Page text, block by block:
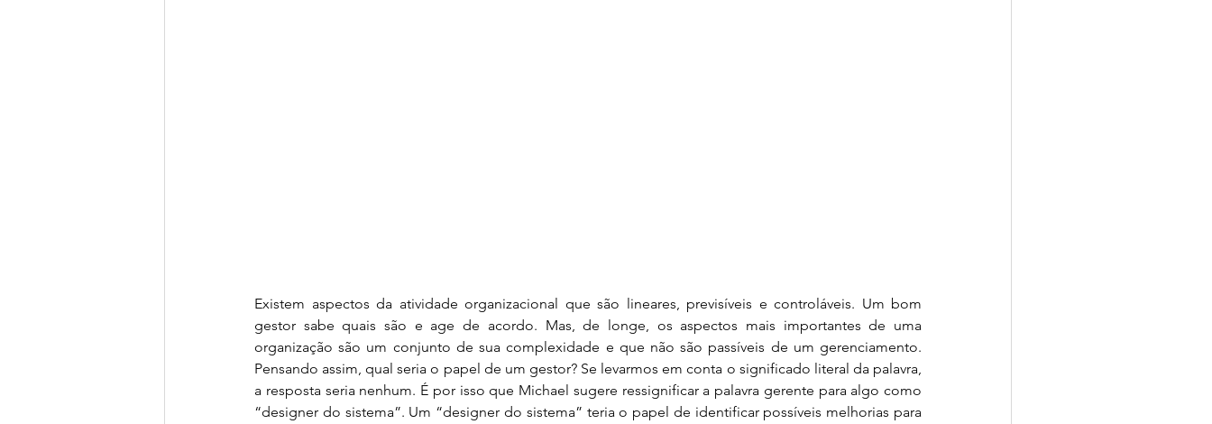
Existem aspectos da atividade organizacional que são lineares, previsíveis e controláveis. Um bom
gestor sabe quais são e age de acordo. Mas, de longe, os aspectos mais importantes de uma
organização são um conjunto de sua complexidade e que não são passíveis de um gerenciamento.
Pensando assim, qual seria o papel de um gestor? Se levarmos em conta o significado literal da palavra,
a resposta seria nenhum. É por isso que Michael sugere ressignificar a palavra gerente para algo como
“designer do sistema”. Um “designer do sistema” teria o papel de identificar possíveis melhorias para